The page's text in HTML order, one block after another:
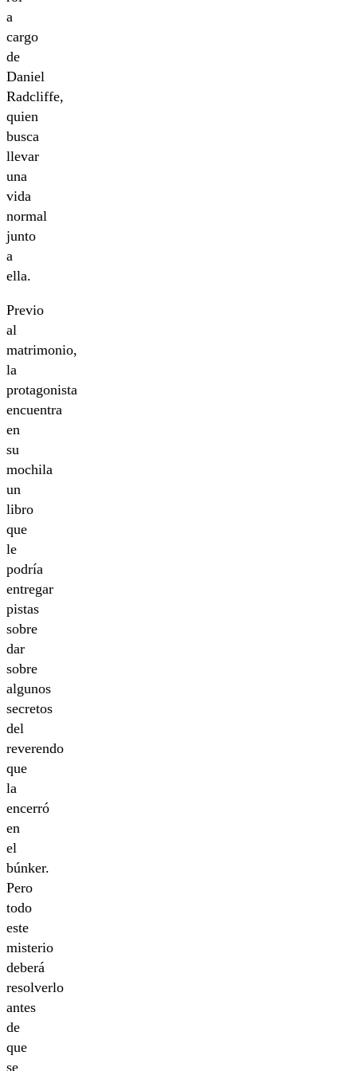
a
cargo
de
Daniel
Radcliffe,
quien
busca
llevar
una
vida
normal
junto
a
ella.
Previo
al
matrimonio,
la
protagonista
encuentra
en
su
mochila
un
libro
que
le
podría
entregar
pistas
sobre
dar
sobre
algunos
secretos
del
reverendo
que
la
encerró
en
el
búnker.
Pero
todo
este
misterio
deberá
resolverlo
antes
de
que
se